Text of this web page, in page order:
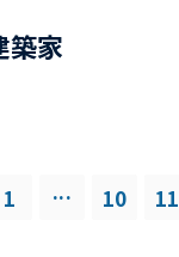
築家
1 ... 10 11